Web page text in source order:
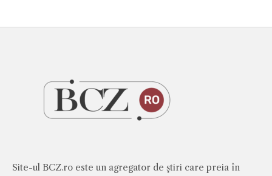
Site-ul BCZ.ro este un agregator de ştiri care preia în